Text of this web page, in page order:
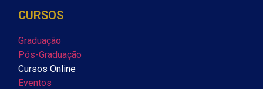
CURSOS
Graduação
Pós-Graduação
Cursos Online
Eventos